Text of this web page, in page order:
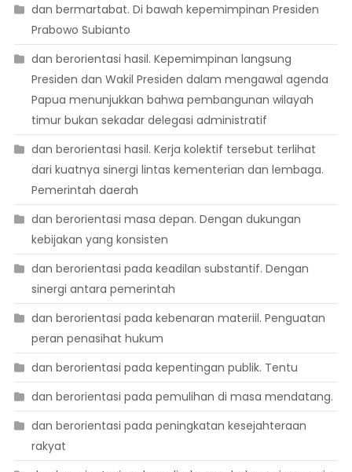
dan bermartabat. Di bawah kepemimpinan Presiden
Prabowo Subianto
dan berorientasi hasil. Kepemimpinan langsung
Presiden dan Wakil Presiden dalam mengawal agenda
Papua menunjukkan bahwa pembangunan wilayah
timur bukan sekadar delegasi administratif
dan berorientasi hasil. Kerja kolektif tersebut terlihat
dari kuatnya sinergi lintas kementerian dan lembaga.
Pemerintah daerah
dan berorientasi masa depan. Dengan dukungan
kebijakan yang konsisten
dan berorientasi pada keadilan substantif. Dengan
sinergi antara pemerintah
dan berorientasi pada kebenaran materiil. Penguatan
peran penasihat hukum
dan berorientasi pada kepentingan publik. Tentu
dan berorientasi pada pemulihan di masa mendatang.
dan berorientasi pada peningkatan kesejahteraan
rakyat